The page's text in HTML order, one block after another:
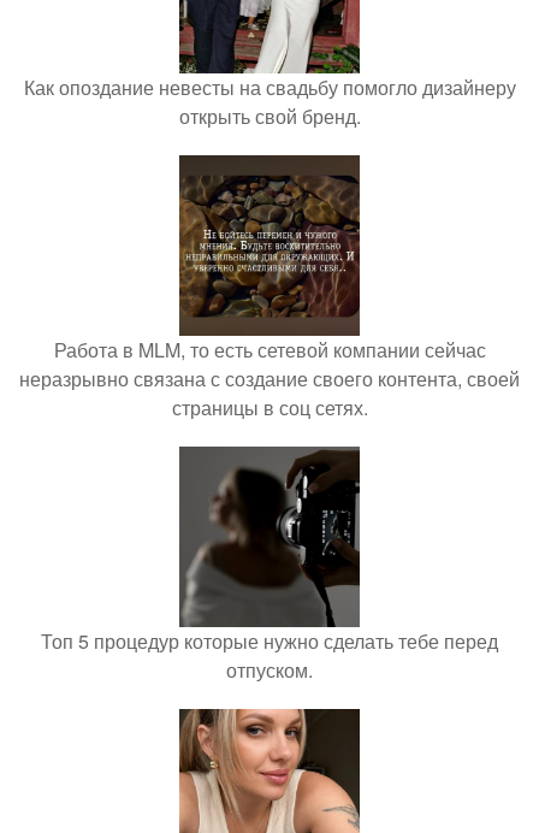
Как опоздание невесты на свадьбу помогло дизайнеру
открыть свой бренд.
Работа в MLM, то есть сетевой компании сейчас
неразрывно связана с создание своего контента, своей
страницы в соц сетях.
Топ 5 процедур которые нужно сделать тебе перед
отпуском.